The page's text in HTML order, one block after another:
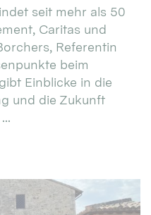
seit mehr als 50
Caritas und
Referentin
beim
Einblicke in die
und die Zukunft